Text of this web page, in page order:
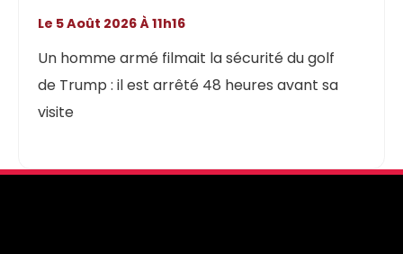
Un homme armé filmait la sécurité du golf
de Trump : il est arrêté 48 heures avant sa
visite
Le 5 Août 2026 À 11h16